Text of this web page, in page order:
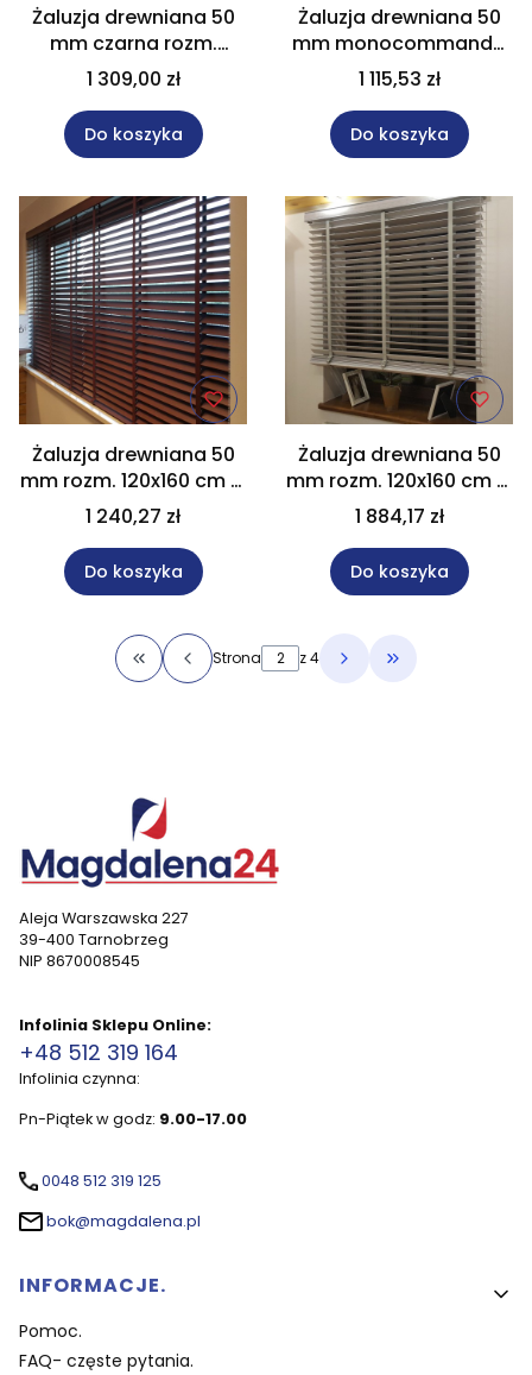
Żaluzja drewniana 50
mm czarna rozm.
140x220 cm.
1 309,00 zł
Do koszyka
Żaluzja drewniana 50
mm monocommando
rozm. 120x160 cm w
kolorze białym z
kolekcji "Modern" Na
wymiar
1 115,53 zł
Do koszyka
Żaluzja drewniana 50
mm rozm. 120x160 cm w
kolorze brązowym. Na
wymiar
1 240,27 zł
Do koszyka
Żaluzja drewniana 50
mm rozm. 120x160 cm w
kolorze szarym z
kolekcji "Unique" Na
wymiar
1 884,17 zł
Do koszyka
Wróć do pierwszej strony z produktami
Strona z 4 Przejdź do
Aleja Warszawska 227
39-400 Tarnobrzeg
NIP 8670008545
Infolinia Sklepu Online:
+48 512 319 164
Infolinia czynna:
Pn-Piątek w godz: 9.00-17.00
0048 512 319 125
bok@magdalena.pl
Linki w stopce
INFORMACJE.
Pomoc.
FAQ- częste pytania.